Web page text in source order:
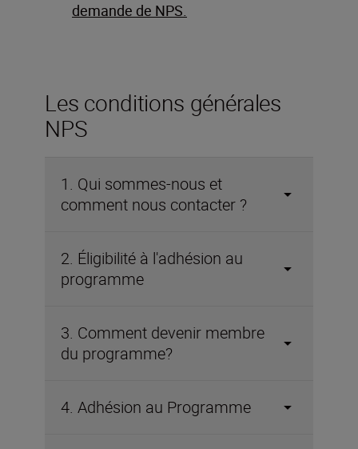
demande de NPS.
Les conditions générales
NPS
1. Qui sommes-nous et
comment nous contacter ?
2. Éligibilité à l'adhésion au
programme
3. Comment devenir membre
du programme?
4. Adhésion au Programme